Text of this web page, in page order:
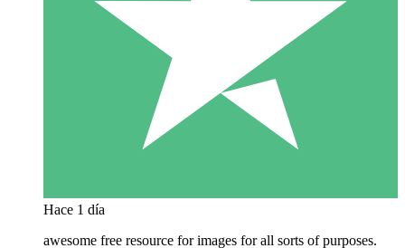
Hace 1 día
awesome free resource for images for all sorts of purposes.